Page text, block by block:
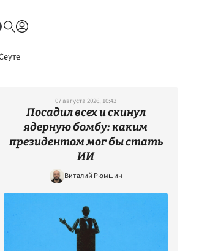
07 августа 2026, 10:43
Посадил всех и скинул
ядерную бомбу: каким
президентом мог бы стать
ИИ
Виталий Рюмшин